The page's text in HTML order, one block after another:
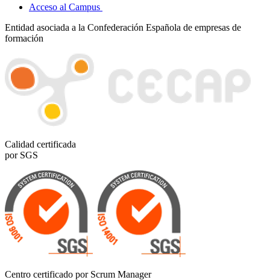
Acceso al Campus
Entidad asociada a la Confederación Española de empresas de
formación
Calidad certificada
por SGS
Centro certificado por Scrum Manager